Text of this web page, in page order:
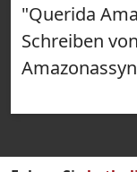
"Querida
Schreiben